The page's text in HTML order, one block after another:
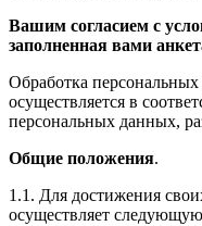
Вашим согласием с
заполненная вами
Обработка
осуществляется в
персональных данных,
Общие положения.
1.1. Для достижения
осуществляет следующую